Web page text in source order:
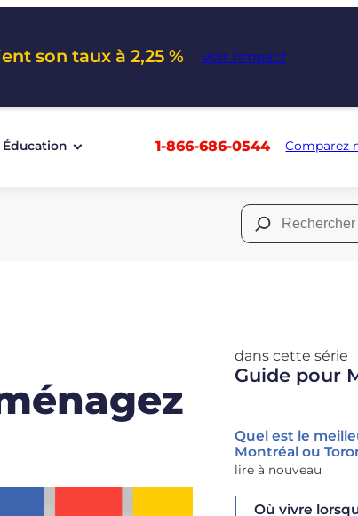
son taux à 2,25 % Voir l’impact
Éducation 1-866-686-0544 Comparez
dans cette série
Guide pour
Quel est le
Montréal ou
lire à nouveau
Où vivre